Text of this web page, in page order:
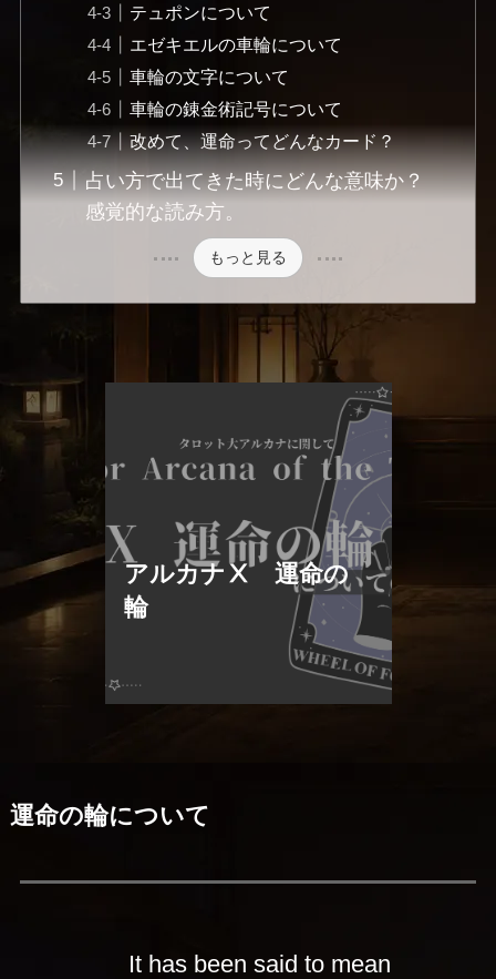
テュポンについて
エゼキエルの車輪について
車輪の文字について
車輪の錬金術記号について
改めて、運命ってどんなカード？
占い方で出てきた時にどんな意味か？
感覚的な読み方。
もっと見る
アルカナⅩ 運命の
輪
運命の輪について
It has been said to mean